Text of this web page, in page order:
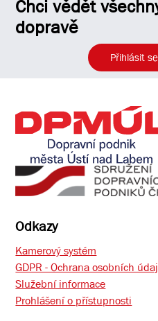
Chci vědět
dopravě
Přihlásit
Odkazy
Kamerový systém
GDPR - Ochrana osobních
Služební informace
Prohlášení o přístupnosti